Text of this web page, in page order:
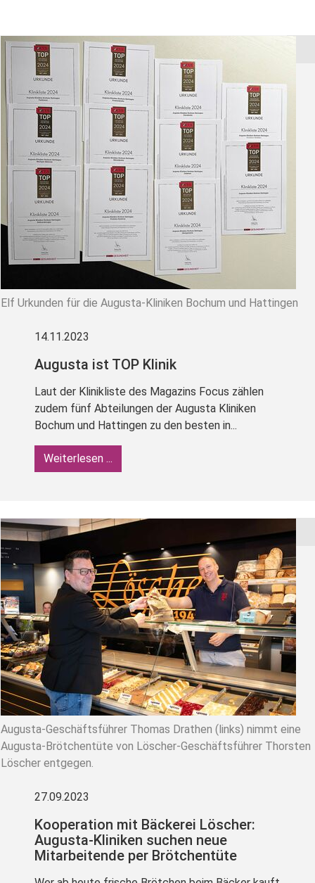
Elf Urkunden für die Augusta-Kliniken Bochum und Hattingen
14.11.2023
Augusta ist TOP Klinik
Laut der Klinikliste des Magazins Focus zählen
zudem fünf Abteilungen der Augusta Kliniken
Bochum und Hattingen zu den besten in...
Weiterlesen ...
Augusta-Geschäftsführer Thomas Drathen (links) nimmt eine
Augusta-Brötchentüte von Löscher-Geschäftsführer Thorsten
Löscher entgegen.
27.09.2023
Kooperation mit Bäckerei Löscher:
Augusta-Kliniken suchen neue
Mitarbeitende per Brötchentüte